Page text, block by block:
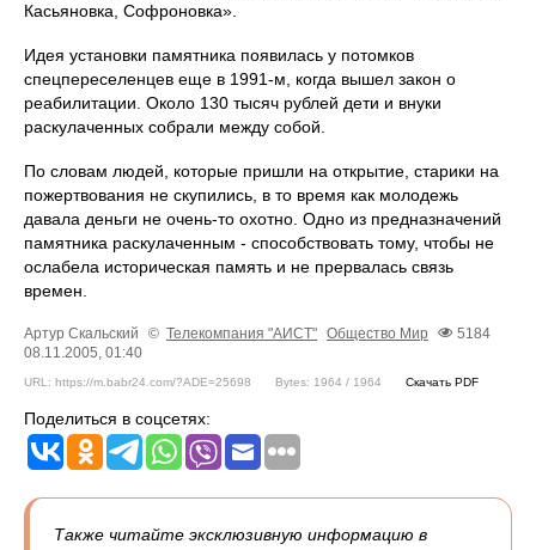
Касьяновка, Софроновка».
Идея установки памятника появилась у потомков
спецпереселенцев еще в 1991-м, когда вышел закон о
реабилитации. Около 130 тысяч рублей дети и внуки
раскулаченных собрали между собой.
По словам людей, которые пришли на открытие, старики на
пожертвования не скупились, в то время как молодежь
давала деньги не очень-то охотно. Одно из предназначений
памятника раскулаченным - способствовать тому, чтобы не
ослабела историческая память и не прервалась связь
времен.
Артур Скальский © Телекомпания "АИСТ" Общество Мир
5184
08.11.2005, 01:40
URL: https://m.babr24.com/?ADE=25698 Bytes: 1964 / 1964 Скачать PDF
Поделиться в соцсетях:
Также читайте эксклюзивную информацию в